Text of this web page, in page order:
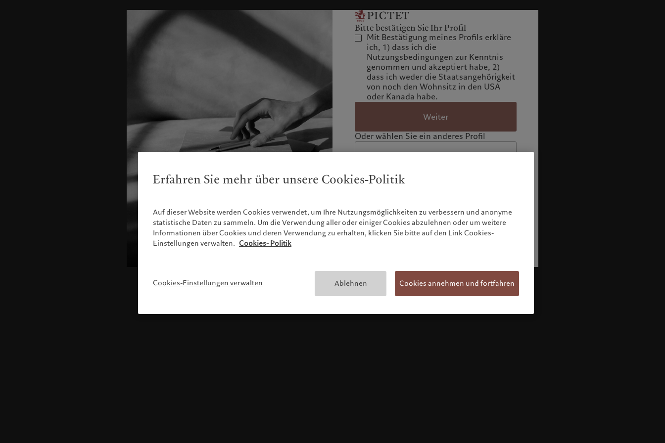
Bitte bestätigen Sie Ihr Profil
Mit Bestätigung meines Profils erkläre
ich, 1) dass ich die
Nutzungsbedingungen zur Kenntnis
genommen und akzeptiert habe, 2)
dass ich weder die Staatsangehörigkeit
von noch den Wohnsitz in den USA
oder Kanada habe.
Weiter
Oder wählen Sie ein anderes Profil
Erfahren Sie mehr über unsere Cookies-Politik
Auf dieser Website werden Cookies verwendet, um Ihre Nutzungsmöglichkeiten zu verbessern und anonyme
statistische Daten zu sammeln. Um die Verwendung aller oder einiger Cookies abzulehnen oder um weitere
Informationen über Cookies und deren Verwendung zu erhalten, klicken Sie bitte auf den Link Cookies-
Einstellungen verwalten. Cookies- Politik
Cookies-Einstellungen verwalten Ablehnen Cookies annehmen und fortfahren